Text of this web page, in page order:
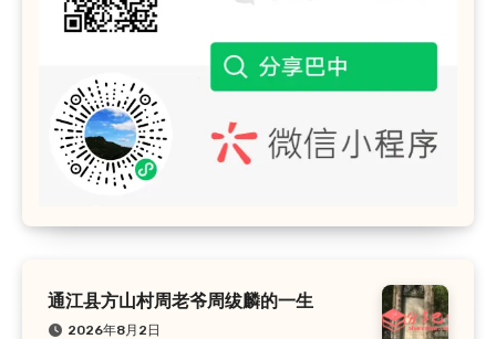
通江县方山村周老爷周绂麟的一生
2026年8月2日